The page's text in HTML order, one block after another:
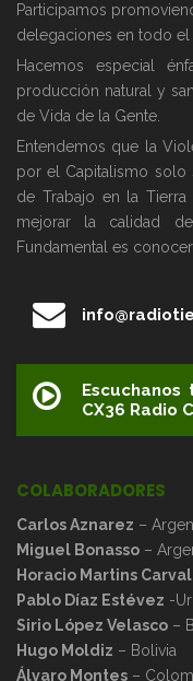
Participamos
delegaciones en todo el
Hacemos especial
producción natural y
de Vida de la Gente.
Entendemos que la
por el Capitalismo solo
de Trabajo en la
mejorar la calidad
Fundamental es
Escuchanos
CX36 Radio
COLABORADORES
Carlos Aznarez –
Miguel Bonasso –
Horacio Martins
Pablo Díaz Estévez -
Sirio López Velasco –
Hugo Moldiz – Bolivia
Álvaro Montes –